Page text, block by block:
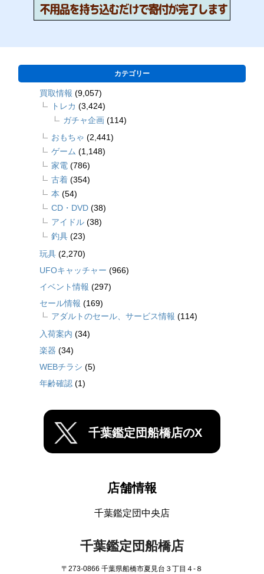
カテゴリー
買取情報 (9,057)
トレカ (3,424)
ガチャ企画 (114)
おもちゃ (2,441)
ゲーム (1,148)
家電 (786)
古着 (354)
本 (54)
CD・DVD (38)
アイドル (38)
釣具 (23)
玩具 (2,270)
UFOキャッチャー (966)
イベント情報 (297)
セール情報 (169)
アダルトのセール、サービス情報 (114)
入荷案内 (34)
楽器 (34)
WEBチラシ (5)
年齢確認 (1)
千葉鑑定団船橋店のX
店舗情報
千葉鑑定団中央店
千葉鑑定団船橋店
〒273-0866 千葉県船橋市夏見台３丁目４-８